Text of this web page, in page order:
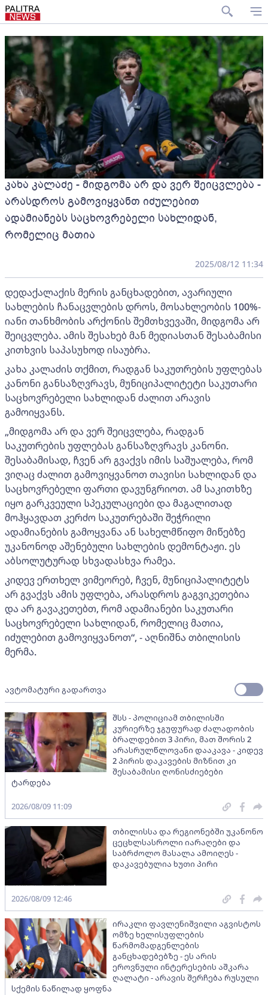
კახა კალაძე - მიდგომა არ და ვერ შეიცვლება -
არასდროს გამოვიყვანთ იძულებით
ადამიანებს საცხოვრებელი სახლიდან,
რომელიც მათია
2025/08/12 11:34
დედაქალაქის მერის განცხადებით, ავარიული
სახლების ჩანაცვლების დროს, მოსახლეობის 100%-
იანი თანხმობის არქონის შემთხვევაში, მიდგომა არ
შეიცვლება. ამის შესახებ მან მედიასთან შესაბამისი
კითხვის საპასუხოდ ისაუბრა.
კახა კალაძის თქმით, რადგან საკუთრების უფლებას
კანონი განსაზღვრავს, მუნიციპალიტეტი საკუთარი
საცხოვრებელი სახლიდან ძალით არავის
გამოიყვანს.
„მიდგომა არ და ვერ შეიცვლება, რადგან
საკუთრების უფლებას განსაზღვრავს კანონი.
შესაბამისად, ჩვენ არ გვაქვს იმის საშუალება, რომ
ვიღაც ძალით გამოვიყვანოთ თავისი სახლიდან და
საცხოვრებელი ფართი დავუნგრიოთ. ამ საკითხზე
იყო გარკვეული სპეკულაციები და მაგალითად
მოჰყავდათ კერძო საკუთრებაში შეჭრილი
ადამიანების გამოყვანა ან სახელმწიფო მიწებზე
უკანონოდ აშენებული სახლების დემონტაჟი. ეს
აბსოლუტურად სხვადასხვა რამეა.
კიდევ ერთხელ ვიმეორებ, ჩვენ, მუნიციპალიტეტს
არ გვაქვს ამის უფლება, არასდროს გაგვიკეთებია
და არ გავაკეთებთ, რომ ადამიანები საკუთარი
საცხოვრებელი სახლიდან, რომელიც მათია,
იძულებით გამოვიყვანოთ“, - აღნიშნა თბილისის
მერმა.
ავტომატური გადართვა
შსს - პოლიციამ თბილისში
კურიერზე ჯგუფურად ძალადობის
ბრალდებით 3 პირი, მათ შორის 2
არასრულწლოვანი დააკავა - კიდევ
2 პირის დაკავების მიზნით კი
შესაბამისი ღონისძიებები
ტარდება
2026/08/09 11:09
თბილისსა და რეგიონებში უკანონო
ცეცხლსასროლი იარაღები და
საბრძოლო მასალა ამოიღეს -
დაკავებულია ხუთი პირი
2026/08/09 12:46
ირაკლი ფავლენიშვილი აგვისტოს
ომზე ხელისუფლების
წარმომადგენლების
განცხადებებზე - ეს არის
ეროვნული ინტერესების აშკარა
ღალატი - არავის შერჩება რუსული
სქემის ნაწილად ყოფნა